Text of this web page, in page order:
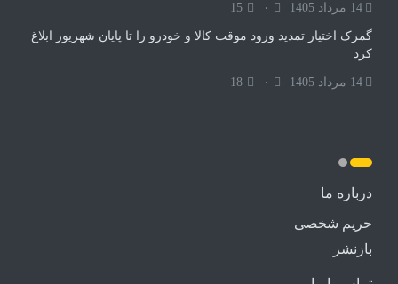
14 مرداد 1405 15
گمرک اختیار تمدید ورود موقت کالا و خودرو را تا پایان شهریور ابلاغ
کرد
14 مرداد 1405 18
درباره ما
حریم شخصی
بازنشر